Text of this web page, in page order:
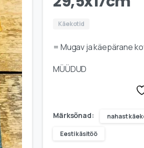
Käekotid
= Mugav ja käepärane
MÜÜDUD
Märksõnad: nahast
Eesti käsitöö